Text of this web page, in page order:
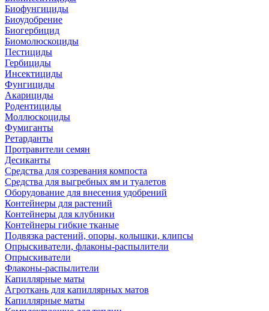
Биофунгициды
Биоудобрение
Биогербицид
Биомолюскоциды
Пестициды
Гербициды
Инсектициды
Фунгициды
Акарициды
Родентициды
Моллюскоциды
Фумиганты
Ретарданты
Протравители семян
Десиканты
Средства для созревания компоста
Средства для выгребных ям и туалетов
Оборудование для внесения удобрений
Контейнеры для растений
Контейнеры для клубники
Контейнеры гибкие тканые
Подвязка растений, опоры, колышки, клипсы
Опрыскиватели, флаконы-распылители
Опрыскиватели
Флаконы-распылители
Капиллярные маты
Агроткань для капиллярных матов
Капиллярные маты